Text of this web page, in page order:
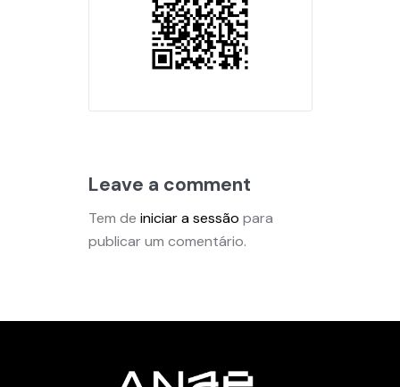
Leave a comment
Tem de iniciar a sessão para
publicar um comentário.